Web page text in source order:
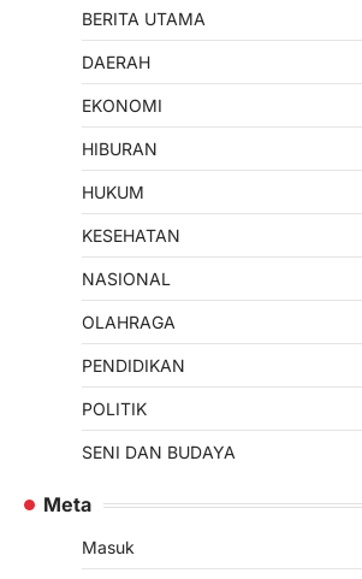
BERITA UTAMA
DAERAH
EKONOMI
HIBURAN
HUKUM
KESEHATAN
NASIONAL
OLAHRAGA
PENDIDIKAN
POLITIK
SENI DAN BUDAYA
Meta
Masuk